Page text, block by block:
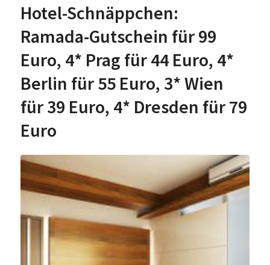
Hotel-Schnäppchen:
Ramada-Gutschein für 99
Euro, 4* Prag für 44 Euro, 4*
Berlin für 55 Euro, 3* Wien
für 39 Euro, 4* Dresden für 79
Euro